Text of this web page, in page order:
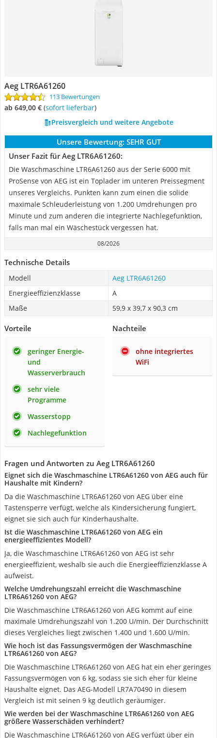
Aeg LTR6A61260
113 Bewertungen
ab 649,00 € ( Sofort lieferbar)
Preisvergleich und weitere Angebote
Unsere Bewertung: SEHR GUT
Unser Fazit für Aeg LTR6A61260:
Die Waschmaschine LTR6A61260 aus der Serie 6000 mit
ProSense von AEG ist ein Toplader im unteren Preissegment
unseres Vergleichs. Punkten kann zum einen die solide
maximale Schleuderleistung von 1.200 Umdrehungen pro
Minute und zum anderen die integrierte Nachlegefunktion,
falls man mal ein Wäschestück vergessen hat.
08/2026
Technische Details
Modell
Aeg LTR6A61260
Energieeffizienzklasse
A
Maße
‎59,9 x 39,7 x 90,3 cm
Vorteile
geringer Energie-
und
Wasserverbrauch
sehr viele
Programme
Wasserstopp
Nachlegefunktion
Nachteile
ohne integriertes
WiFi
Fragen und Antworten zu Aeg LTR6A61260
Eignet sich die Waschmaschine LTR6A61260 von AEG auch für
Haushalte mit Kindern?
Da die Waschmaschine LTR6A61260 von AEG über eine
Tastensperre verfügt, welche als Kindersicherung fungiert,
eignet sie sich auch für Kinderhaushalte.
Ist die Waschmaschine LTR6A61260 von AEG ein
energieeffizientes Modell?
Ja, die Waschmaschine LTR6A61260 von AEG ist sehr
energieeffizient, weshalb sie auch die Energieeffizienzklasse A
aufweist.
Welche Umdrehungszahl erreicht die Waschmaschine
LTR6A61260 von AEG?
Die Waschmaschine LTR6A61260 von AEG kommt auf eine
maximale Umdrehungszahl von 1.200 U/min. Der Durchschnitt
dieses Vergleiches liegt zwischen 1.400 und 1.600 U/min.
Wie hoch ist das Fassungsvermögen der Waschmaschine
LTR6A61260 von AEG?
Die Waschmaschine LTR6A61260 von AEG hat ein eher geringes
Fassungsvermögen von 6 kg, sodass sie sich eher für kleine
Haushalte eignet. Das AEG-Modell LR7A70490 in diesem
Vergleich ist mit seinen 9 kg deutlich geräumiger.
Wie werden bei der Waschmaschine LTR6A61260 von AEG
größere Wasserschäden verhindert?
Die Waschmaschine LTR6A61260 von AEG verfügt über ein